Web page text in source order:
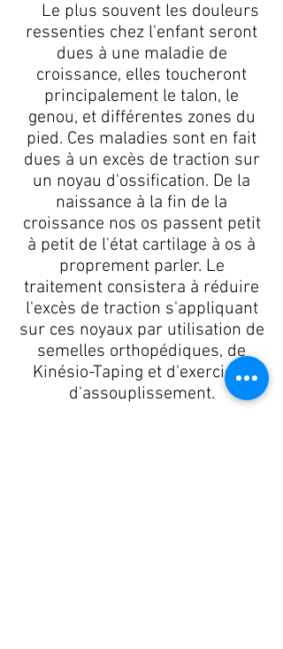
Le plus souvent les douleurs
ressenties chez l'enfant seront
dues à une maladie de
croissance, elles toucheront
principalement le talon, le
genou, et différentes zones du
pied. Ces maladies sont en fait
dues à un excès de traction sur
un noyau d'ossification. De la
naissance à la fin de la
croissance nos os passent petit
à petit de l'état cartilage à os à
proprement parler. Le
traitement consistera à réduire
l'excès de traction s'appliquant
sur ces noyaux par utilisation de
semelles orthopédiques, de
Kinésio-Taping et d'exercices
d'assouplissement.